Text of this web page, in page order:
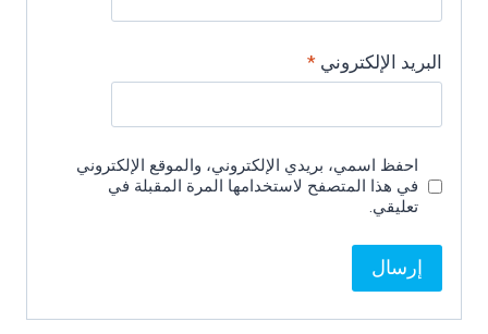
البريد الإلكتروني *
احفظ اسمي، بريدي الإلكتروني، والموقع الإلكتروني
في هذا المتصفح لاستخدامها المرة المقبلة في
تعليقي.